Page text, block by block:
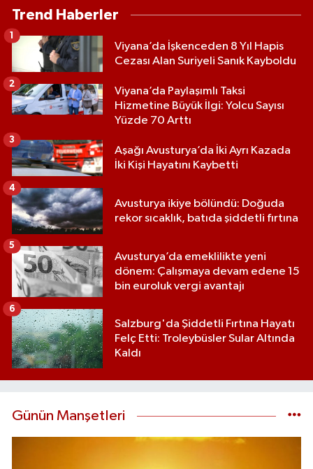
Trend Haberler
Viyana’da İşkenceden 8 Yıl Hapis
Cezası Alan Suriyeli Sanık Kayboldu
1
Viyana’da Paylaşımlı Taksi
Hizmetine Büyük İlgi: Yolcu Sayısı
Yüzde 70 Arttı
2
Aşağı Avusturya’da İki Ayrı Kazada
İki Kişi Hayatını Kaybetti
3
Avusturya ikiye bölündü: Doğuda
rekor sıcaklık, batıda şiddetli fırtına
4
Avusturya’da emeklilikte yeni
dönem: Çalışmaya devam edene 15
bin euroluk vergi avantajı
5
Salzburg'da Şiddetli Fırtına Hayatı
Felç Etti: Troleybüsler Sular Altında
Kaldı
6
Günün Manşetleri